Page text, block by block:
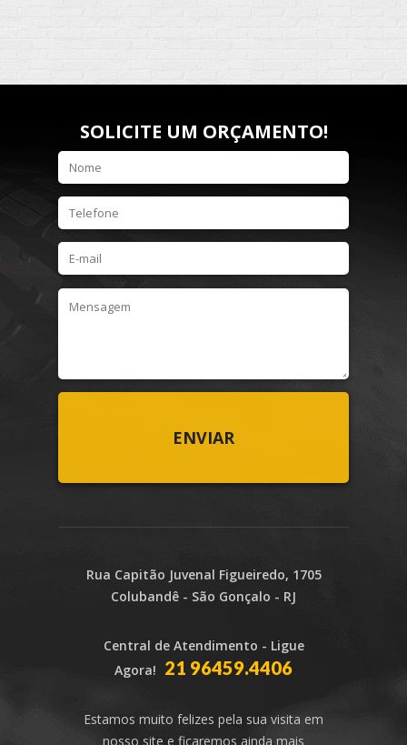
SOLICITE UM ORÇAMENTO!
Rua Capitão Juvenal Figueiredo, 1705
Colubandê - São Gonçalo - RJ
Central de Atendimento - Ligue
Agora! 21 96459.4406
Estamos muito felizes pela sua visita em
nosso site e ficaremos ainda mais